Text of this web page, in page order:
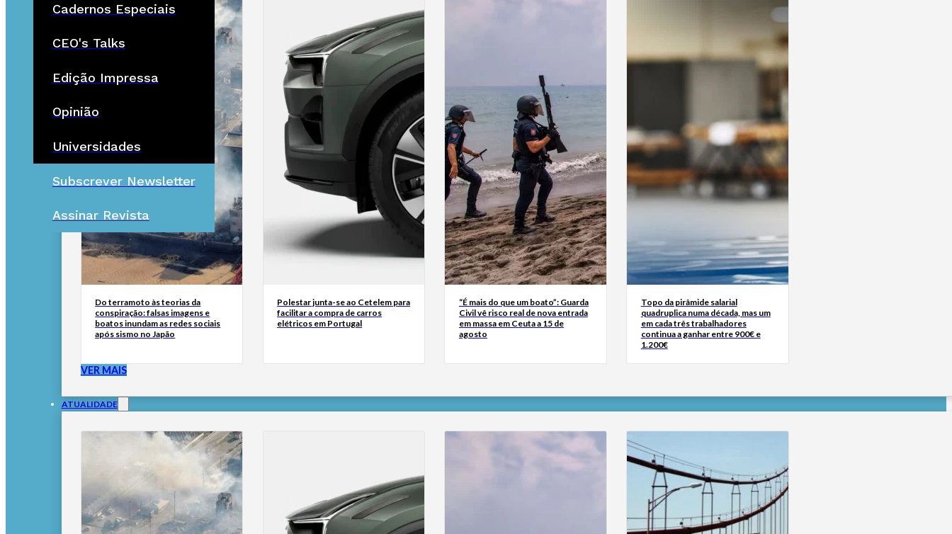
Cadernos Especiais
CEO's Talks
Edição Impressa
Opinião
Universidades
Subscrever Newsletter
Assinar Revista
Do terramoto às teorias da
conspiração: falsas imagens e
boatos inundam as redes sociais
após sismo no Japão
Polestar junta-se ao Cetelem para
facilitar a compra de carros
elétricos em Portugal
“É mais do que um boato”: Guarda
Civil vê risco real de nova entrada
em massa em Ceuta a 15 de
agosto
Topo da pirâmide salarial
quadruplica numa década, mas um
em cada três trabalhadores
continua a ganhar entre 900€ e
1.200€
VER MAIS
ATUALIDADE